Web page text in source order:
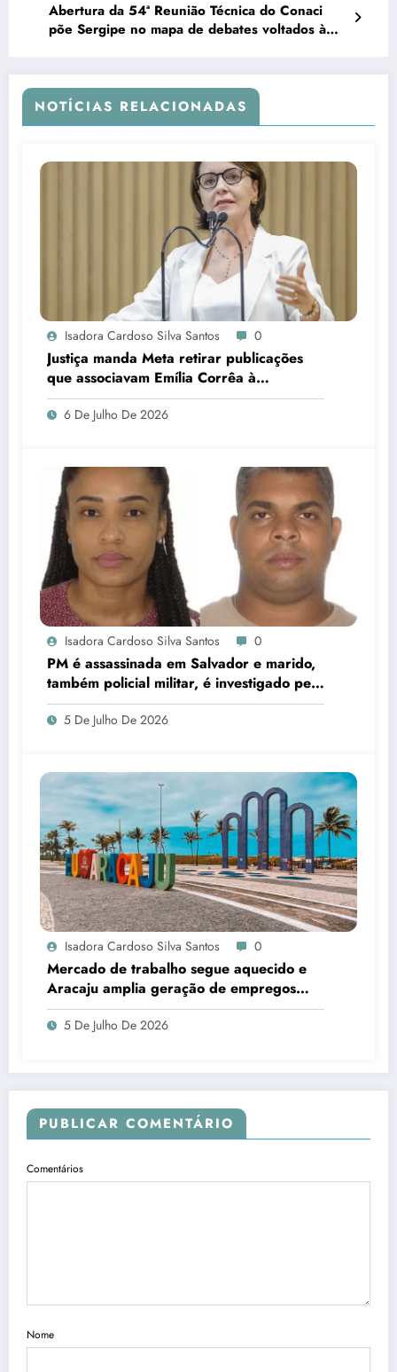
Abertura da 54ª Reunião Técnica do Conaci
põe Sergipe no mapa de debates voltados à
NOTÍCIAS RELACIONADAS
Isadora Cardoso Silva Santos 0
Justiça manda Meta retirar publicações
que associavam Emília Corrêa à
corrupção e identificar responsáveis
6 De Julho De 2026
Isadora Cardoso Silva Santos 0
PM é assassinada em Salvador e marido,
também policial militar, é investigado pelo
crime
5 De Julho De 2026
Isadora Cardoso Silva Santos 0
Mercado de trabalho segue aquecido e
Aracaju amplia geração de empregos
formais
5 De Julho De 2026
PUBLICAR COMENTÁRIO
Comentários
Nome